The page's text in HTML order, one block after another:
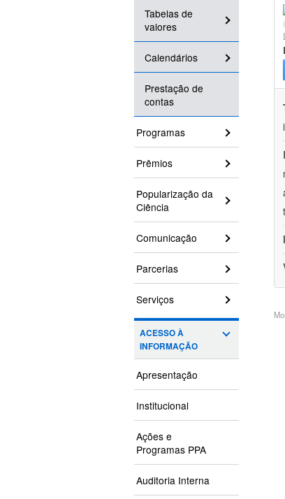
Tabelas de
valores
Calendários
Prestação de
contas
Programas
Prêmios
Popularização da
Ciência
Comunicação
Parcerias
Serviços
ACESSO À
INFORMAÇÃO
Apresentação
Institucional
Ações e
Programas PPA
Auditoria Interna